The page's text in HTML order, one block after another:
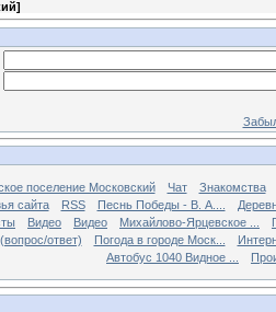
]
поселение Московский Чат
Знакомства
сайта RSS Песнь Победы - В. А....
Видео Видео Михайлово-Ярцевское ...
ответ) Погода в городе Моск...
Автобус 1040 Видное ...